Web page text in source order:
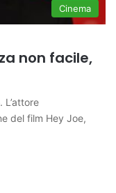
Cinema
non facile,
del film Hey Joe,